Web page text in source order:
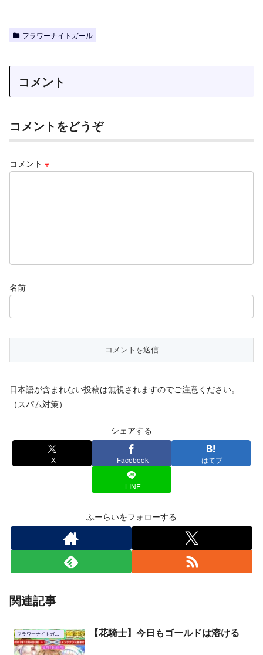
フラワーナイトガール
コメント
コメントをどうぞ
コメント ※
名前
日本語が含まれない投稿は無視されますのでご注意ください。
（スパム対策）
シェアする
X Facebook はてブ
LINE
ふーらいをフォローする
関連記事
フラワーナイトガール 【花騎士】今日もゴールドは溶ける